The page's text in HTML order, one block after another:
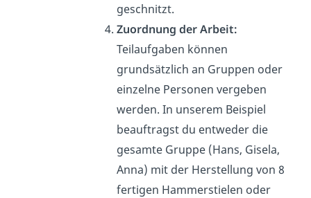
geschnitzt.
Zuordnung der Arbeit:
Teilaufgaben können
grundsätzlich an Gruppen oder
einzelne Personen vergeben
werden. In unserem Beispiel
beauftragst du entweder die
gesamte Gruppe (Hans, Gisela,
Anna) mit der Herstellung von 8
fertigen Hammerstielen oder